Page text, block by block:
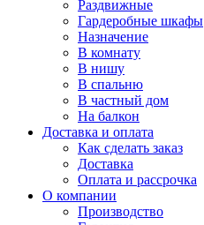
Раздвижные
Гардеробные шкафы
Назначение
В комнату
В нишу
В спальню
В частный дом
На балкон
Доставка и оплата
Как сделать заказ
Доставка
Оплата и рассрочка
О компании
Производство